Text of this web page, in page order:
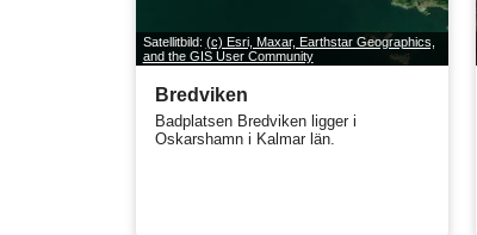
Satellitbild: (c) Esri, Maxar, Earthstar Geographics,
and the GIS User Community
Bredviken
Badplatsen Bredviken ligger i
Oskarshamn i Kalmar län.